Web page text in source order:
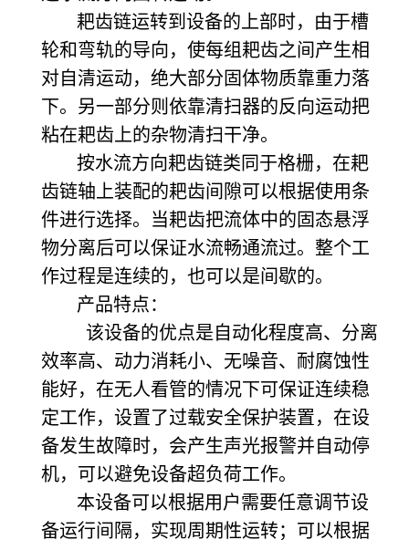
耙齿链运转到设备的上部时，由于槽
轮和弯轨的导向，使每组耙齿之间产生相
对自清运动，绝大部分固体物质靠重力落
下。另一部分则依靠清扫器的反向运动把
粘在耙齿上的杂物清扫干净。
按水流方向耙齿链类同于格栅，在耙
齿链轴上装配的耙齿间隙可以根据使用条
件进行选择。当耙齿把流体中的固态悬浮
物分离后可以保证水流畅通流过。整个工
作过程是连续的，也可以是间歇的。
产品特点：
该设备的优点是自动化程度高、分离
效率高、动力消耗小、无噪音、耐腐蚀性
能好，在无人看管的情况下可保证连续稳
定工作，设置了过载安全保护装置，在设
备发生故障时，会产生声光报警并自动停
机，可以避免设备超负荷工作。
本设备可以根据用户需要任意调节设
备运行间隔，实现周期性运转；可以根据